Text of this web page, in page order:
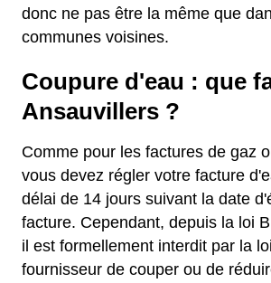
donc ne pas être la même que
communes voisines.
Coupure d'eau : que
Ansauvillers ?
Comme pour les factures de gaz
vous devez régler votre facture
délai de 14 jours suivant la date
facture. Cependant, depuis la loi
il est formellement interdit par la
fournisseur de couper ou de